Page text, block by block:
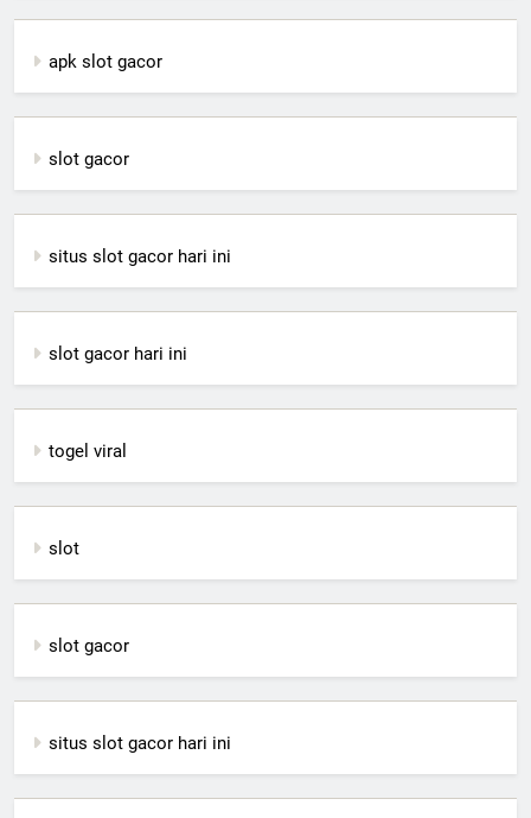
apk slot gacor
slot gacor
situs slot gacor hari ini
slot gacor hari ini
togel viral
slot
slot gacor
situs slot gacor hari ini